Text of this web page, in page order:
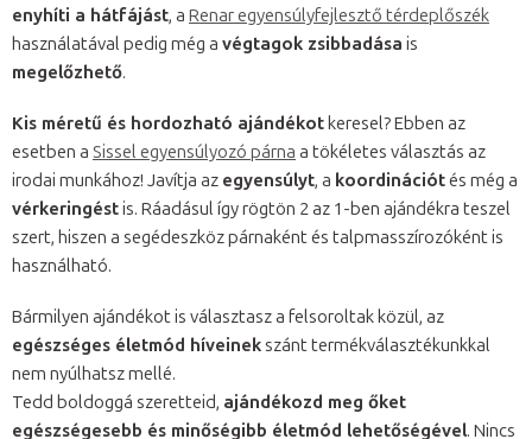
enyhíti a hátfájást, a Renar egyensúlyfejlesztő térdeplőszék
használatával pedig még a végtagok zsibbadása is
megelőzhető.
Kis méretű és hordozható ajándékot keresel? Ebben az
esetben a Sissel egyensúlyozó párna a tökéletes választás az
irodai munkához! Javítja az egyensúlyt, a koordinációtés még a
vérkeringéstis. Ráadásul így rögtön 2 az 1-ben ajándékra teszel
szert, hiszen a segédeszköz párnaként és talpmasszírozóként is
használható.
Bármilyen ajándékot is választasz a felsoroltak közül, az
egészséges életmód híveinekszánt termékválasztékunkkal
nem nyúlhatsz mellé.
Tedd boldoggá szeretteid, ajándékozd meg őket
egészségesebb és minőségibb életmód lehetőségével. Nincs